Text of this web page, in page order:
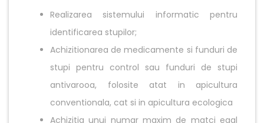
Realizarea sistemului informatic pentru
identificarea stupilor;
Achizitionarea de medicamente si funduri de
stupi pentru control sau funduri de stupi
antivarooa, folosite atat in apicultura
conventionala, cat si in apicultura ecologica
Achizitia unui numar maxim de matci egal